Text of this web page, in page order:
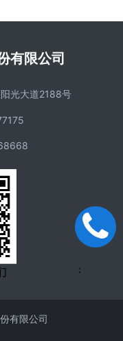
有限公司
光大道2188号
有限公司
：